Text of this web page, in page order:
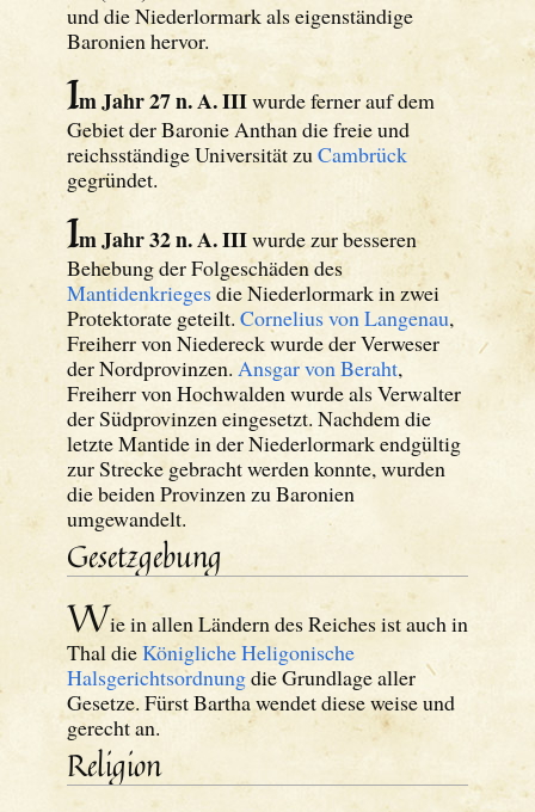
und die Niederlormark als eigenständige
Baronien hervor.
Im Jahr 27 n. A. IIIwurde ferner auf dem
Gebiet der Baronie Anthan die freie und
reichsständige Universität zuCambrück
gegründet.
Im Jahr 32 n. A. IIIwurde zur besseren
Behebung der Folgeschäden des
Mantidenkriegesdie Niederlormark in zwei
Protektorate geteilt. Cornelius von Langenau,
Freiherr von Niedereck wurde der Verweser
der Nordprovinzen. Ansgar von Beraht,
Freiherr von Hochwalden wurde als Verwalter
der Südprovinzen eingesetzt. Nachdem die
letzte Mantide in der Niederlormark endgültig
zur Strecke gebracht werden konnte, wurden
die beiden Provinzen zu Baronien
umgewandelt.
Gesetzgebung
Wie in allen Ländern des Reiches ist auch in
Thal dieKönigliche Heligonische
Halsgerichtsordnungdie Grundlage aller
Gesetze. Fürst Bartha wendet diese weise und
gerecht an.
Religion